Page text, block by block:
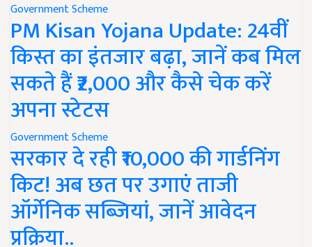
Government Scheme
PM Kisan Yojana Update: 24वीं
किस्त का इंतजार बढ़ा, जानें कब मिल
सकते हैं ₹2,000 और कैसे चेक करें
अपना स्टेटस
Government Scheme
सरकार दे रही ₹10,000 की गार्डनिंग
किट! अब छत पर उगाएं ताजी
ऑर्गेनिक सब्जियां, जानें आवेदन
प्रक्रिया..